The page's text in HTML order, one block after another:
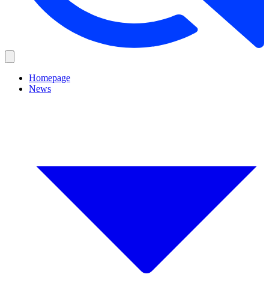
Homepage
News